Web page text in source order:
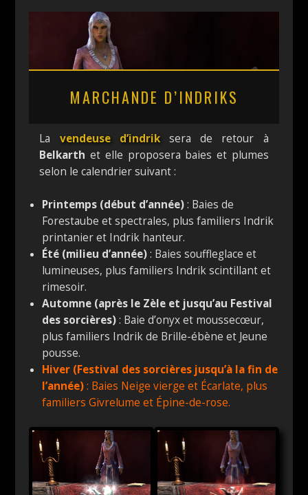
MARCHANDE D’INDRIKS
La vendeuse d’indriksera de retour à
Belkarth et elle proposera baies et plumes
selon le calendrier suivant :
Printemps (début d’année): Baies de
Forestaube et spectrales, plus familiers Indrik
printanier et Indrik hanteur.
Été (milieu d’année): Baies souffleglace et
lumineuses, plus familiers Indrik scintillant et
rimesoir.
Automne (après le Zèle et jusqu’au Festival
des sorcières): Baie d’onyx et moussecœur,
plus familiers Indrik de Brille-ébène et Jeune
pousse.
Hiver (Festival des sorcières jusqu’à la fin de
l’année): Baies Neige vierge et Écarlate, plus
familiers Givrelume et Épine-de-rose.